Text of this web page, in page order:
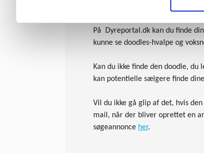
På Dyreportal.dk kan du finde
kunne se doodles-hvalpe og
Kan du ikke finde den doodle,
kan potentielle sælgere finde
Vil du ikke gå glip af det, hvis
mail, når der bliver oprettet en
søgeannonce her.